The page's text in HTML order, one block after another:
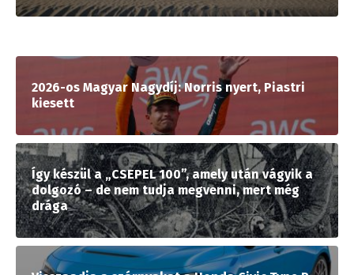
2026-os Magyar Nagydíj: Norris nyert, Piastri
kiesett
Így készül a „CSEPEL 100”, amely után vágyik a
dolgozó – de nem tudja megvenni, mert még
drága